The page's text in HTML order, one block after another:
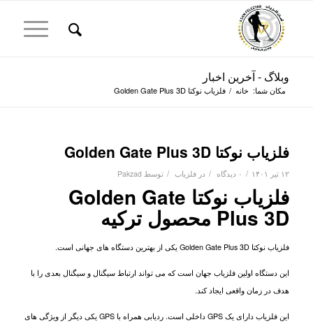
وبلاگ - آخرین اخبار
مکان شما: خانه / فلزیاب نوکتا Golden Gate Plus 3D
فلزیاب نوکتا Golden Gate Plus 3D
۱۲ تیر ۱۴۰۱ / ۰ دیدگاه / در فلزیاب / توسط Pakzad
فلزیاب نوکتا Golden Gate
Plus 3D محصول ترکیه
فلزیاب نوکتا Golden Gate Plus 3D یکی از بهترین دستگاه های جهانی است.
این دستگاه اولین فلزیاب جهان است که می تواند ارتباط سیگنال و سیگنال بعدی را با
هدف در زمان واقعی ایجاد کند.
این فلزیاب دارای یک GPSداخلی است. ردیابی همراه با GPSیکی دیگر از ویژگی های